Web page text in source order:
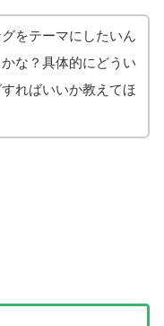
をテーマにしたいん
な？具体的にどうい
ればいいか教えてほ